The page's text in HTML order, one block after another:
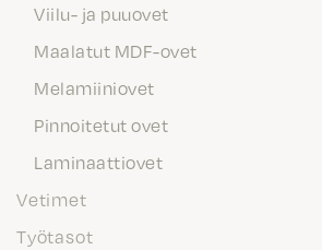
Viilu- ja puuovet
Maalatut MDF-ovet
Melamiiniovet
Pinnoitetut ovet
Laminaattiovet
Vetimet
Työtasot